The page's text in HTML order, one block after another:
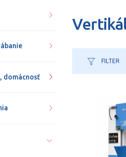
FILTER
domácnosť